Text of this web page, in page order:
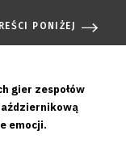
PONIŻEJ
gier zespołów
emocji.